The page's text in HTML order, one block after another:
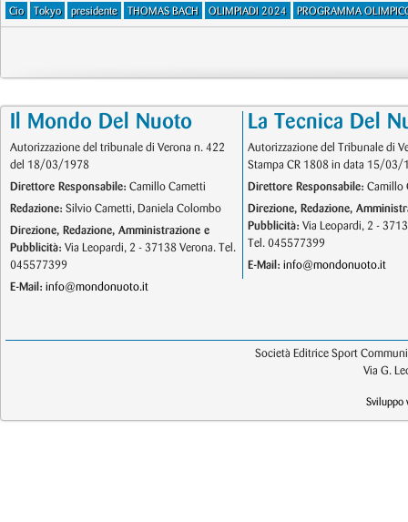
Cio Tokyo presidente THOMAS BACH OLIMPIADI 2024 PROGRAMMA
Il Mondo Del Nuoto
Autorizzazione del tribunale di Verona n. 422
del 18/03/1978
Direttore Responsabile: Camillo Cametti
Redazione: Silvio Cametti, Daniela Colombo
Direzione, Redazione, Amministrazione e
Pubblicità: Via Leopardi, 2 - 37138 Verona. Tel.
045577399
E-Mail: info@mondonuoto.it
La Tecnica Del
Autorizzazione del Tribunale di
Stampa CR 1808 in data 15/03/
Direttore Responsabile: Camillo
Direzione, Redazione,
Pubblicità: Via Leopardi, 2 -
Tel. 045577399
E-Mail: info@mondonuoto.it
Società Editrice Sport
Via G.
Sviluppo